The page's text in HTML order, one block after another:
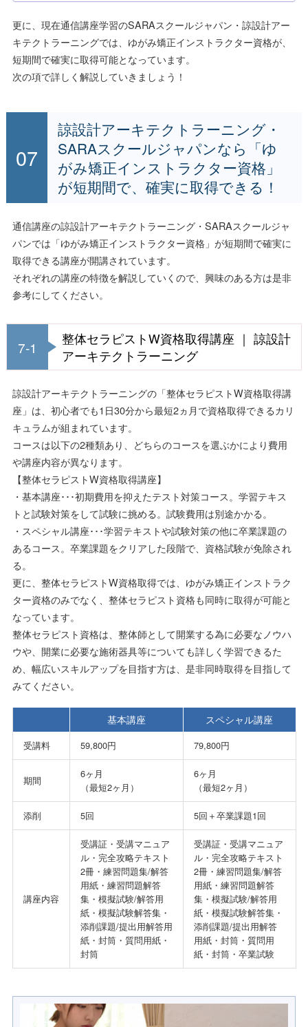
更に、現在通信講座学習のSARAスクールジャパン・諒設計アー
キテクトラーニングでは、ゆがみ矯正インストラクター資格が、
短期間で確実に取得可能となっています。
次の項で詳しく解説していきましょう！
諒設計アーキテクトラーニング・
SARAスクールジャパンなら「ゆ
がみ矯正インストラクター資格」
が短期間で、確実に取得できる！
通信講座の諒設計アーキテクトラーニング・SARAスクールジャ
パンでは「ゆがみ矯正インストラクター資格」が短期間で確実に
取得できる講座が開講されています。
それぞれの講座の特徴を解説していくので、興味のある方は是非
参考にしてください。
7-1
整体セラピストW資格取得講座 ｜ 諒設計
アーキテクトラーニング
諒設計アーキテクトラーニングの「整体セラピストW資格取得講
座」は、初心者でも1日30分から最短2ヵ月で資格取得できるカリ
キュラムが組まれています。
コースは以下の2種類あり、どちらのコースを選ぶかにより費用
や講座内容が異なります。
【整体セラピストW資格取得講座】
・基本講座･･･初期費用を抑えたテスト対策コース。学習テキス
トと試験対策をして試験に挑める。試験費用は別途かかる。
・スペシャル講座･･･学習テキストや試験対策の他に卒業課題の
あるコース。卒業課題をクリアした段階で、資格試験が免除され
る。
更に、整体セラピストW資格取得では、ゆがみ矯正インストラク
ター資格のみでなく、整体セラピスト資格も同時に取得が可能と
なっています。
整体セラピスト資格は、整体師として開業する為に必要なノウハ
ウや、開業に必要な施術器具等についても詳しく学習できるた
め、幅広いスキルアップを目指す方は、是非同時取得を目指して
みてください。
基本講座 スペシャル講座
受講料 59,800円 79,800円
期間
6ヶ月
（最短2ヶ月）
6ヶ月
（最短2ヶ月）
添削 5回 5回＋卒業課題1回
講座内容
受講証・受講マニュア
ル・完全攻略テキスト
2冊・練習問題集/解答
用紙・練習問題解答
集・模擬試験/解答用
紙・模擬試験解答集・
添削課題/提出用解答用
紙・封筒・質問用紙・
封筒
受講証・受講マニュア
ル・完全攻略テキスト
2冊・練習問題集/解答
用紙・練習問題解答
集・模擬試験/解答用
紙・模擬試験解答集・
添削課題/提出用解答
用紙・封筒・質問用
紙・封筒・卒業試験